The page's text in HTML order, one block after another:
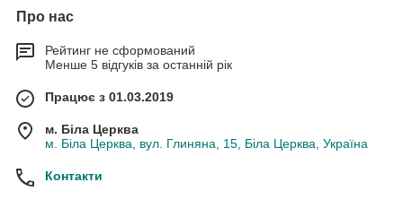
Про нас
Рейтинг не сформований
Менше 5 відгуків за останній рік
Працює з 01.03.2019
м. Біла Церква
м. Біла Церква, вул. Глиняна, 15, Біла Церква, Україна
Контакти